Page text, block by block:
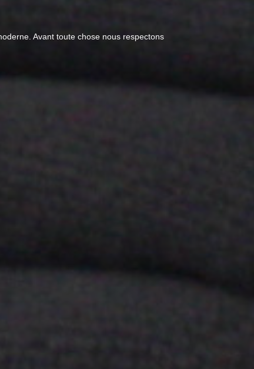
Avant toute chose nous respectons